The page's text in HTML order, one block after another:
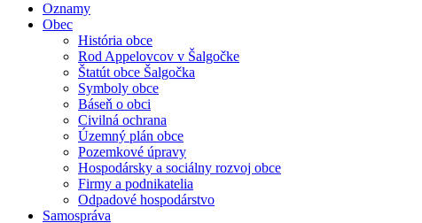
Oznamy
Obec
História obce
Rod Appelovcov v Šalgočke
Štatút obce Šalgočka
Symboly obce
Báseň o obci
Civilná ochrana
Územný plán obce
Pozemkové úpravy
Hospodársky a sociálny rozvoj obce
Firmy a podnikatelia
Odpadové hospodárstvo
Samospráva